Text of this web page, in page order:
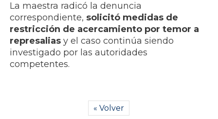
La maestra radicó la denuncia
correspondiente, solicitó medidas de
restricción de acercamiento por temor a
represalias y el caso continúa siendo
investigado por las autoridades
competentes.
« Volver